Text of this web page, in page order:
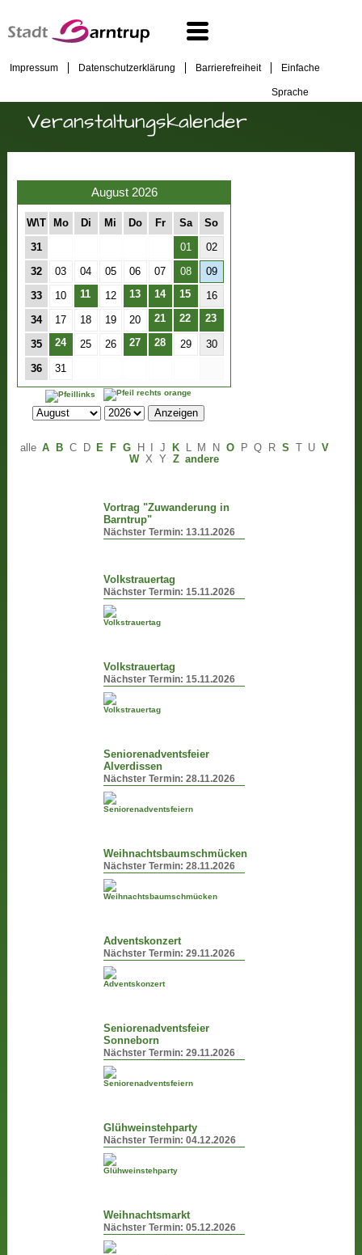
Impressum Datenschutzerklärung Barrierefreiheit Einfache
Sprache
Veranstaltungskalender
August 2026
W\T Mo Di Mi Do Fr Sa So
31 01 02
32 03 04 05 06 07 08 09
33 10 11 12 13 14 15 16
34 17 18 19 20 21 22 23
35 24 25 26 27 28 29 30
36 31
alle A B C D E F G H J K L M N O P Q R S U V
W X Y Z andere
Vortrag "Zuwanderung in
Barntrup"
Nächster Termin:13.11.2026
Volkstrauertag
Nächster Termin:15.11.2026
Volkstrauertag
Nächster Termin:15.11.2026
Seniorenadventsfeier
Alverdissen
Nächster Termin:28.11.2026
Weihnachtsbaumschmücken
Nächster Termin:28.11.2026
Adventskonzert
Nächster Termin:29.11.2026
Seniorenadventsfeier
Sonneborn
Nächster Termin:29.11.2026
Glühweinstehparty
Nächster Termin:04.12.2026
Weihnachtsmarkt
Nächster Termin:05.12.2026